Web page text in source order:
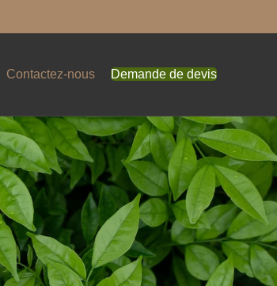
Contactez-nous Demande de devis